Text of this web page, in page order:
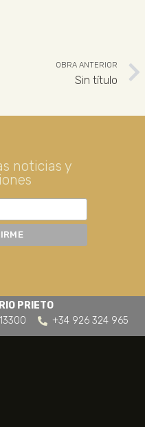
OBRA ANTERIOR
Sin título
noticias y
PRIETO
+34 926 324 965